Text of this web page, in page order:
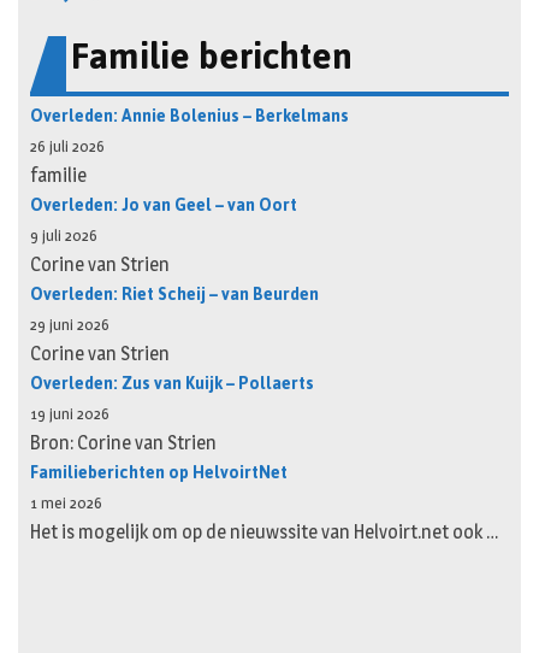
Familie berichten
Overleden: Annie Bolenius – Berkelmans
26 juli 2026
familie
Overleden: Jo van Geel – van Oort
9 juli 2026
Corine van Strien
Overleden: Riet Scheij – van Beurden
29 juni 2026
Corine van Strien
Overleden: Zus van Kuijk – Pollaerts
19 juni 2026
Bron: Corine van Strien
Familieberichten op HelvoirtNet
1 mei 2026
Het is mogelijk om op de nieuwssite van Helvoirt.net ook …